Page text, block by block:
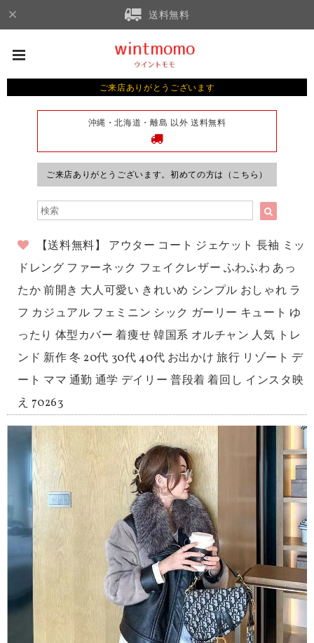
送料無料
ご来店ありがとうございます
沖縄・北海道・離島 以外 送料無料
ご来店ありがとうございます。初めての方は（こちら）
【送料無料】 アウター コート ジェケット 長袖 ミッ
ドレング ファーネック フェイクレザー ふわふわ あっ
たか 前開き 大人可愛い きれいめ シンプル おしゃれ ラ
フ カジュアル フェミニン シック ガーリー キュート ゆ
ったり 体型カバー 着痩せ 韓国系 オルチャン 人気 トレ
ンド 新作 冬 20代 30代 40代 お出かけ 旅行 リゾート デ
ート ママ 通勤 通学 デイリー 普段着 着回し インスタ映
え 70263